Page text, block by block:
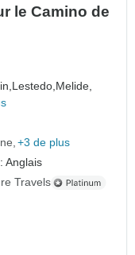
le Camino de
Lestedo,Melide,
+3 de plus
Anglais
Travels